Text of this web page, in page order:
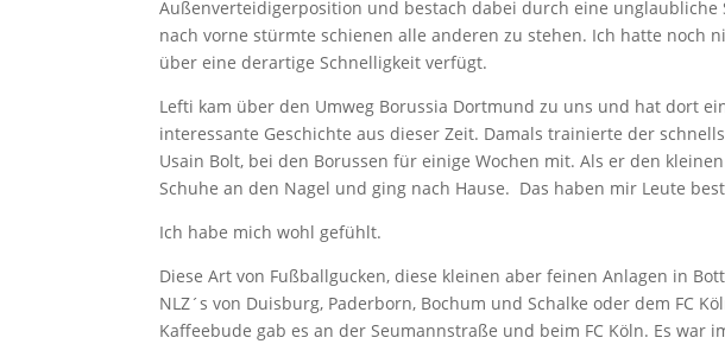
Außenverteidigerposition und bestach dabei durch eine unglaubliche
nach vorne stürmte schienen alle anderen zu stehen. Ich hatte noch
über eine derartige Schnelligkeit verfügt.
Lefti kam über den Umweg Borussia Dortmund zu uns und hat dort
interessante Geschichte aus dieser Zeit. Damals trainierte der
Usain Bolt, bei den Borussen für einige Wochen mit. Als er den
Schuhe an den Nagel und ging nach Hause. Das haben mir Leute
Ich habe mich wohl gefühlt.
Diese Art von Fußballgucken, diese kleinen aber feinen Anlagen in
NLZ´s von Duisburg, Paderborn, Bochum und Schalke oder dem FC
Kaffeebude gab es an der Seumannstraße und beim FC Köln. Es war